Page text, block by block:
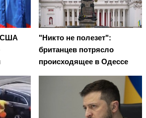
США
"Никто не полезет":
британцев потрясло
происходящее в Одессе